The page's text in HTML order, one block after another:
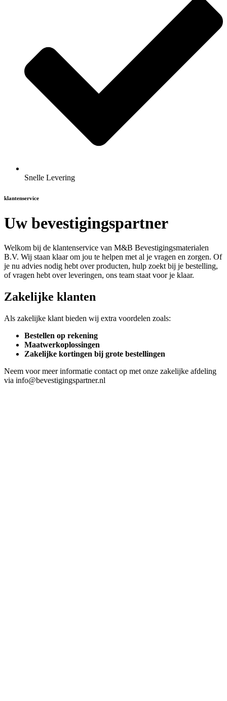
Snelle Levering
klantenservice
Uw bevestigingspartner
Welkom bij de klantenservice van M&B Bevestigingsmaterialen
B.V. Wij staan klaar om jou te helpen met al je vragen en zorgen. Of
je nu advies nodig hebt over producten, hulp zoekt bij je bestelling,
of vragen hebt over leveringen, ons team staat voor je klaar.
Zakelijke klanten
Als zakelijke klant bieden wij extra voordelen zoals:
Bestellen op rekening
Maatwerkoplossingen
Zakelijke kortingen bij grote bestellingen
Neem voor meer informatie contact op met onze zakelijke afdeling
via info@bevestigingspartner.nl